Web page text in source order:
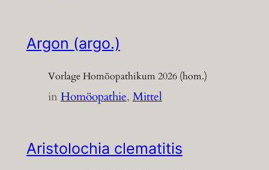
Argon (argo.)
Vorlage Homöopathikum 2026 (hom.)
inHomöopathie, Mittel
Aristolochia clematitis